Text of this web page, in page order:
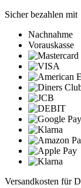
Sicher bezahlen mit
Nachnahme
Vorauskasse
Versandkosten für